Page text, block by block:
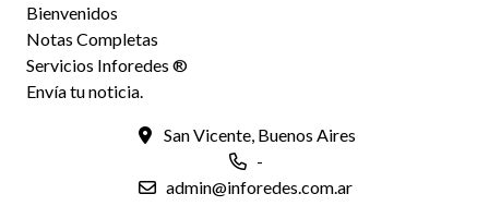
Bienvenidos
Notas Completas
Servicios Inforedes ®
Envía tu noticia.
San Vicente, Buenos Aires
-
admin@inforedes.com.ar